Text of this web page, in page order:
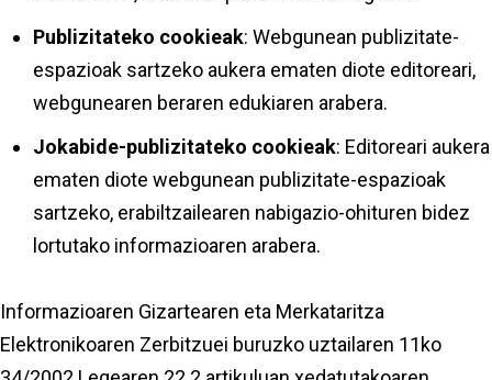
Publizitateko cookieak: Webgunean publizitate-
espazioak sartzeko aukera ematen diote editoreari,
webgunearen beraren edukiaren arabera.
Jokabide-publizitateko cookieak: Editoreari aukera
ematen diote webgunean publizitate-espazioak
sartzeko, erabiltzailearen nabigazio-ohituren bidez
lortutako informazioaren arabera.
Informazioaren Gizartearen eta Merkataritza
Elektronikoaren Zerbitzuei buruzko uztailaren 11ko